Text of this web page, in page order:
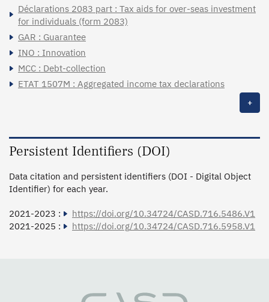
Déclarations 2083 part : Tax aids for over-seas investment
for individuals (form 2083)
GAR : Guarantee
INO : Innovation
MCC : Debt-collection
ETAT 1507M : Aggregated income tax declarations
+
Persistent Identifiers (DOI)
Data citation and persistent identifiers (DOI - Digital Object
Identifier) for each year.
2021-2023 :
https://doi.org/10.34724/CASD.716.5486.V1
2021-2025 :
https://doi.org/10.34724/CASD.716.5958.V1